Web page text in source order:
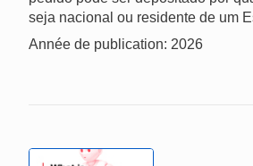
seja nacional ou residente de um
Année de publication: 2026